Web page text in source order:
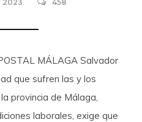
2023 458
MÁLAGA Salvador
que sufren las y los
provincia de Málaga,
laborales, exige que